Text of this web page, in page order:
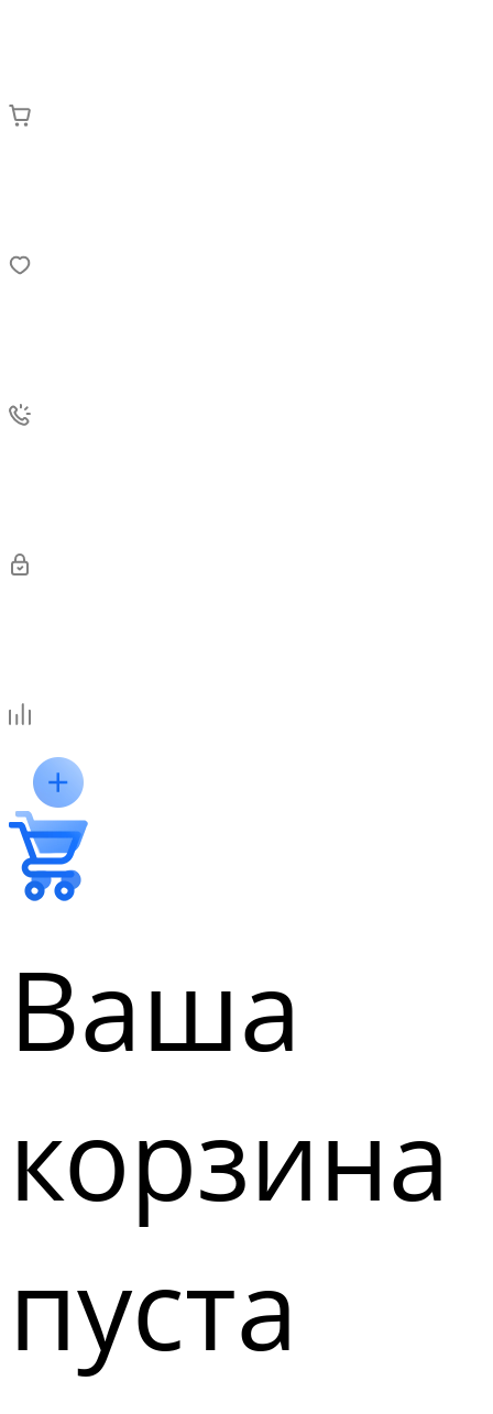
Ваша
корзина
пуста